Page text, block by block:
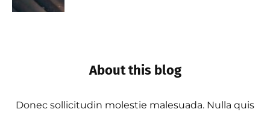
About this blog
Donec sollicitudin molestie malesuada. Nulla quis